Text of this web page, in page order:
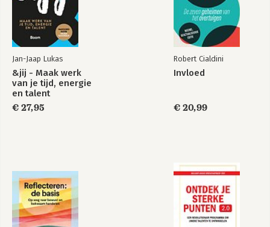
Ik heb jouw kaas
gepikt!
Negotiating the
Jan-Jaap Lukas
&jij - Maak werk
van je tijd, energie
en talent
€ 27,95
Robert Cialdini
Invloed
€ 20,99